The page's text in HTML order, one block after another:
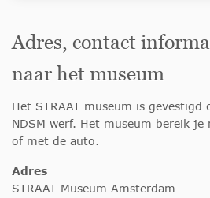
Adres, contact
naar het museum
Het STRAAT museum is gevestigd
NDSM werf. Het museum bereik
of met de auto.
Adres
STRAAT Museum Amsterdam